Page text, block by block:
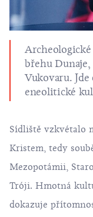
Archeologické
břehu
Vukovaru.
eneolitické
Sídliště vzkvétalo
Kristem, tedy
Mezopotámii,
Tróji. Hmotná
dokazuje